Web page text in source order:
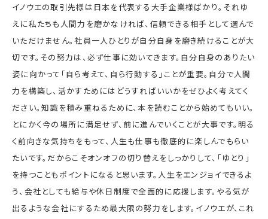
イノウエの取引先様は日本を代表する大手企業様ばかり。それゆ
えに私たちも人間力を磨かなければ、信頼できる相手として選んで
いただけません。社員一人ひとりが自分自身を磨き続けることが大
切です。その努力は、必ず仕事に効いてきます。自分自身のありたい
姿に向かって「自ら考えて、自ら行動する」ことが重要。自分で人間
力を構築し、活かすためにはどうすればいいかをぜひよく考えてく
ださい。知識を積み重ねるために、本を読むことから始めてもいい。
とにかく今の場所に満足せず、前に進んでいくことが大事です。明る
く前向きな気持ちをもって、人生も仕事も徹底的に楽しんでもらい
たいです。だからこそオンオフの切り替えをしっかりして、「ゆとり」
を持つこともポイントになると思います。人生をエンジョイできるよ
う、会社としても給与や休日制度で全面的に応援します。やる気が
出るような会社にするため最大限の努力をします。イノウエが、これ